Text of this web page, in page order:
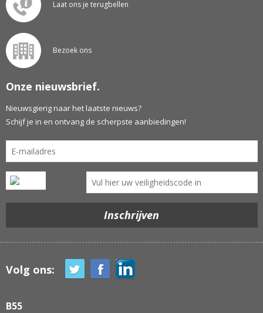
Laat ons je terugbellen
Bezoek ons
Onze nieuwsbrief.
Nieuwsgierig naar het laatste nieuws?
Schijf je in en ontvang de scherpste aanbiedingen!
Volg ons:
B55